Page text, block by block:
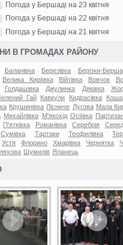
Погода у Бершаді на 23 квітня
Погода у Бершаді на 22 квітня
Погода у Бершаді на 21 квітня
В ГРОМАДАХ РАЙОНУ
Баланівка Березівка
Берізки-
Велика Киріївка Війтівка Вовчок
Голдашівка Джулинка Дяківка
Гай Кавкули Кидрасівка
Крушинівка Лісниче Лугова Мала
Михайлівка М'якохід Осіївка
П'ятківка Романівка Серебрія
Сумівка Тартаки Теофилівка
Устя Флорино Хмарівка Чернятка
Шумилів Яланець